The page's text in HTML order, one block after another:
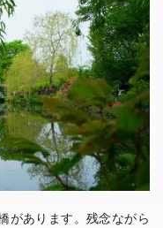
があります。残念ながら